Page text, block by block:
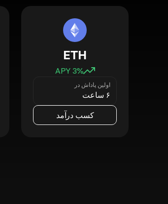
ETH
3% APY
اولین پاداش در
۶ ساعت
کسب درآمد